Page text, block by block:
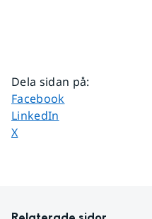
Dela sidan på:
Dela sidan på
Facebook
Dela sidan på
LinkedIn
Dela sidan på
X